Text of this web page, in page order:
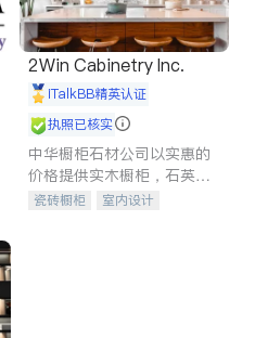
2Win Cabinetry Inc.
iTalkBB精英认证
执照已核实
中华橱柜石材公司以实惠的
价格提供实木橱柜，石英石
台面，多种优质不锈钢水
瓷砖橱柜
室内设计